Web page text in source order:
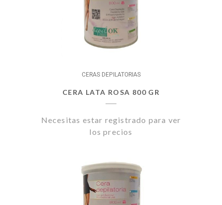
CERAS DEPILATORIAS
CERA LATA ROSA 800 GR
Necesitas estar registrado para ver
los precios